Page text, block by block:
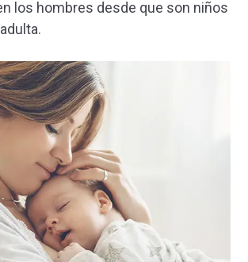
los hombres desde que son niños